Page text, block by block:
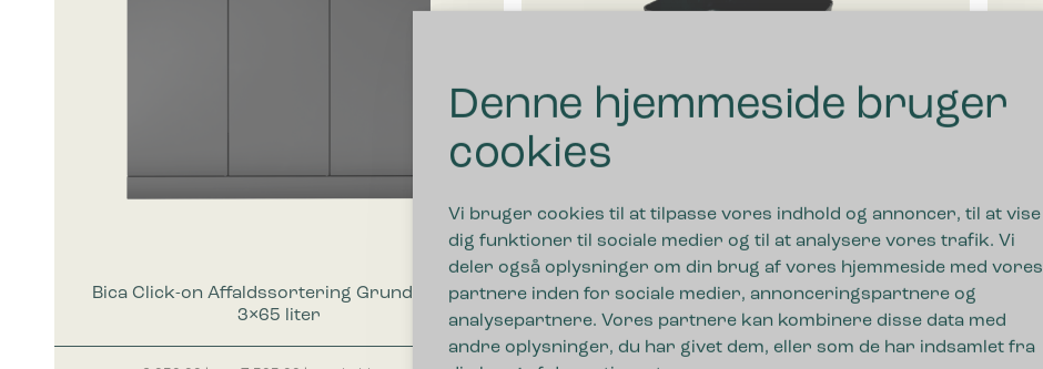
Denne hjemmeside bruger
cookies
Vi bruger cookies til at tilpasse vores indhold og annoncer, til at vise
dig funktioner til sociale medier og til at analysere vores trafik. Vi
deler også oplysninger om din brug af vores hjemmeside med vores
partnere inden for sociale medier, annonceringspartnere og
analysepartnere. Vores partnere kan kombinere disse data med
andre oplysninger, du har givet dem, eller som de har indsamlet fra
Bica Click-on Affaldssortering Grundmodel
3×65 liter
Bica Drypbakke Lille
115,00kr. ekskl. moms